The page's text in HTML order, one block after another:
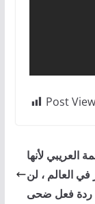
Post
العريبي لأنها
العالم ، لن
ردة فعل ضحى